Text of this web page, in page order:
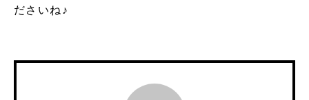
ださいね♪